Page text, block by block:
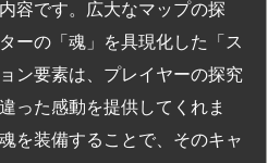
容です。広大なマップの探
ーの「魂」を具現化した「ス
ン要素は、プレイヤーの探究
った感動を提供してくれま
を装備することで、そのキャ